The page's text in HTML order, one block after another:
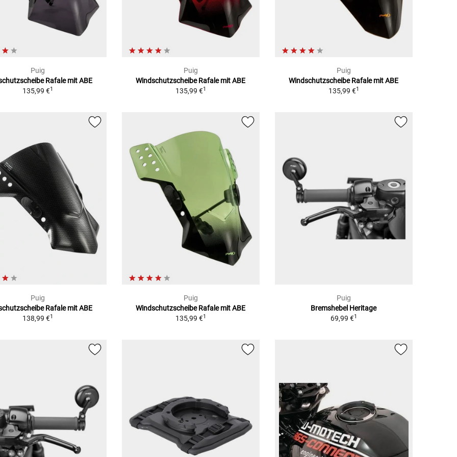
Puig
Rafale mit ABE
135,99 €1
Puig
Windschutzscheibe Rafale mit ABE
135,99 €1
Puig
Windschutzscheibe Rafale mit ABE
135,99 €1
Puig
Rafale mit ABE
138,99 €1
Puig
Windschutzscheibe Rafale mit ABE
135,99 €1
Puig
Bremshebel Heritage
69,99 €1